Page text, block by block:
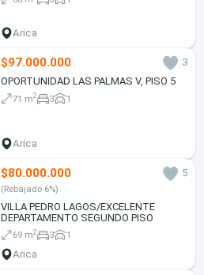
Arica
$97.000.000
3
OPORTUNIDAD LAS PALMAS V, PISO 5
71 m2 3 1
Arica
$80.000.000 5
(Rebajado 6%)
VILLA PEDRO LAGOS/EXCELENTE
DEPARTAMENTO SEGUNDO PISO
69 m2 3 1
Arica